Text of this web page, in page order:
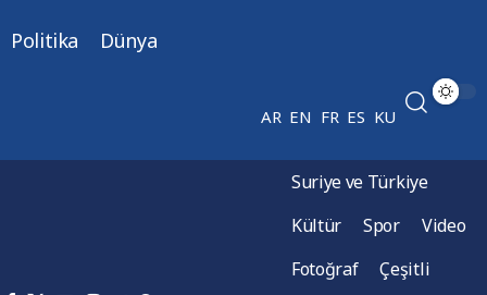
Politika Dünya
AR EN FR ES KU
Suriye ve Türkiye
Kültür
Spor
Video
Fotoğraf
Çeşitli